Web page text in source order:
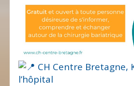
CH Centre Bretagne,
l’hôpital